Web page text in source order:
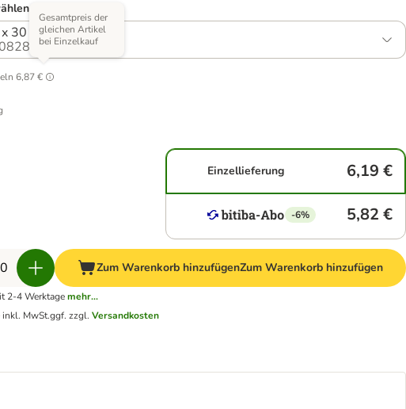
(4 Varianten)
30 g Huhn
6,87 €
Gesamtpreis der
gleichen Artikel
bei Einzelkauf
Einzellieferung 6,19 €
-6% 5,82 €
Zum Warenkorb hinzufügenZum Warenkorb hinzufügen
2-4 Werktage mehr...
MwSt.ggf. zzgl.Versandkosten